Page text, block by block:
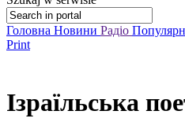
Головна Новини Радіо
Print
Ізраїльська